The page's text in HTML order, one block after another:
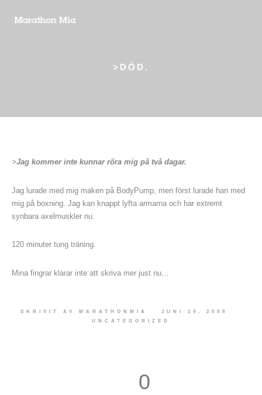
>DÖD.
>Jag kommer inte kunnar röra mig på två dagar.
Jag lurade med mig maken på BodyPump, men först lurade han med
mig på boxning. Jag kan knappt lyfta armarna och har extremt
synbara axelmuskler nu.
120 minuter tung träning.
Mina fingrar klarar inte att skriva mer just nu…
SKRIVIT AV MARATHONMIA
JUNI 29, 2008
UNCATEGORIZED
0